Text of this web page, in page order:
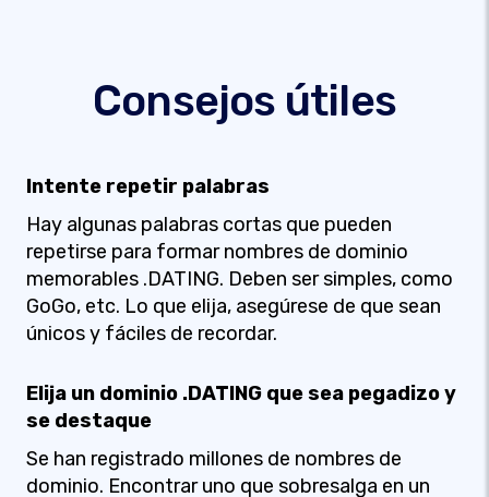
Consejos útiles
Intente repetir palabras
Hay algunas palabras cortas que pueden
repetirse para formar nombres de dominio
memorables .DATING. Deben ser simples, como
GoGo, etc. Lo que elija, asegúrese de que sean
únicos y fáciles de recordar.
Elija un dominio .DATING que sea pegadizo y
se destaque
Se han registrado millones de nombres de
dominio. Encontrar uno que sobresalga en un